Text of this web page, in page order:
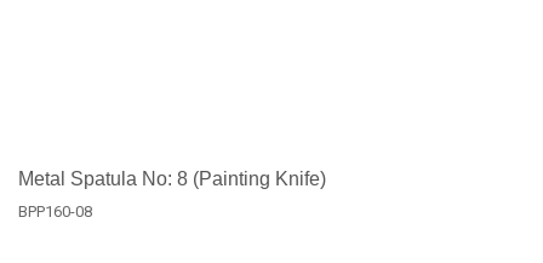
Metal Spatula No: 8 (Painting Knife)
BPP160-08